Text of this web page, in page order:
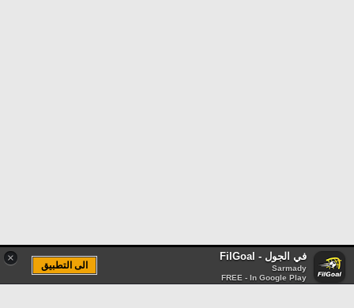
× في الجول - FilGoal
Sarmady
FREE - In Google Play
الى التطبيق